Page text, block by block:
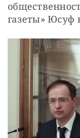
газеты» Юсуф